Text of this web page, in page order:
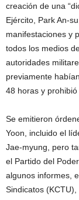
creación de una
Ejército, Park An-
manifestaciones y
todos los medios
autoridades
previamente
48 horas y prohibió
Se emitieron
Yoon, incluido el
Jae-myung, pero
el Partido del
algunos informes,
Sindicatos (KCTU),